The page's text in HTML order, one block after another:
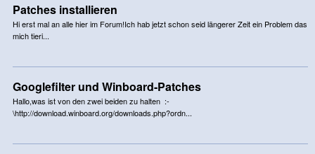
Patches installieren
Hi erst mal an alle hier im Forum!Ich hab jetzt schon seid längerer Zeit ein Problem das
mich tieri...
Googlefilter und Winboard-Patches
Hallo,was ist von den zwei beiden zu halten :-
\http://download.winboard.org/downloads.php?ordn...